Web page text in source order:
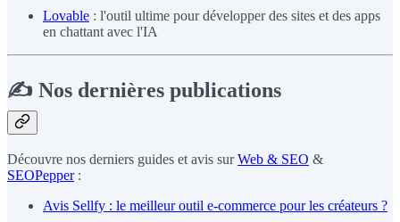
Lovable : l'outil ultime pour développer des sites et des apps
en chattant avec l'IA
✍️ Nos dernières publications
Découvre nos derniers guides et avis surWeb & SEO &
SEOPepper:
Avis Sellfy : le meilleur outil e-commerce pour les créateurs ?